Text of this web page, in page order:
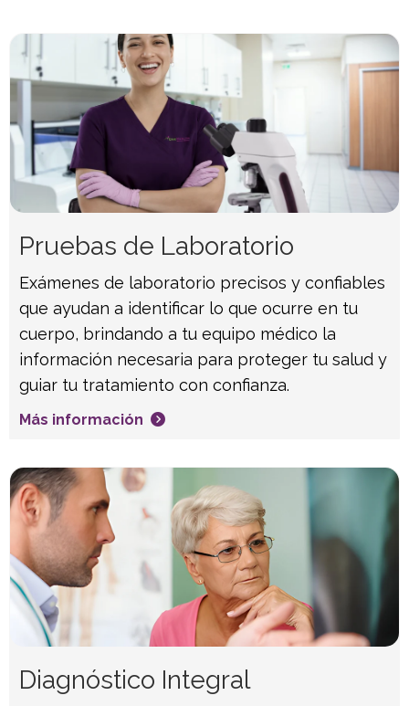
Pruebas de Laboratorio
Exámenes de laboratorio precisos y confiables
que ayudan a identificar lo que ocurre en tu
cuerpo, brindando a tu equipo médico la
información necesaria para proteger tu salud y
guiar tu tratamiento con confianza.
Más información
Diagnóstico Integral